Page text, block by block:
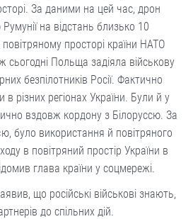
За даними на цей час, дрон
на відстань близько 10
просторі країни НАТО
Польща задіяла військову
безпілотників Росії. Фактично
в різних регіонах України. Були й у
вздовж кордону з Білоруссю. За
було використання й повітряного
в повітряний простір України в
глава країни у соцмережі.
що російські військові знають,
до спільних дій.